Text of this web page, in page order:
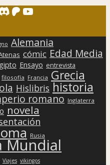
Patreon
YouTube
Alemania
cómic Edad Media
Ensayo entrevista
filosofía Francia Grecia
Hislibris historia
romano Inglaterra
novela
Rusia
Mundial
Viajes vikingos